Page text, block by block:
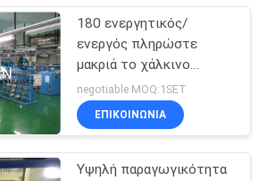
180 ενεργητικός/
ενεργός πληρώστε
μακριά το χάλκινο
καλώδιο που στρίβει τη
μηχανή εύκολη
λειτουργία
negotiable MOQ:1SET
ΕΠΙΚΟΙΝΩΝΊΑ
Υψηλή παραγωγικότητα